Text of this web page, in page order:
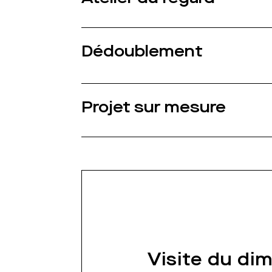
Dédoublement
Projet sur mesure
Visite du